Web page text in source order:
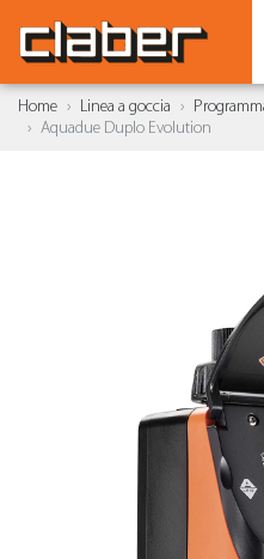
Home Linea a goccia
Aquadue Duplo Evolution